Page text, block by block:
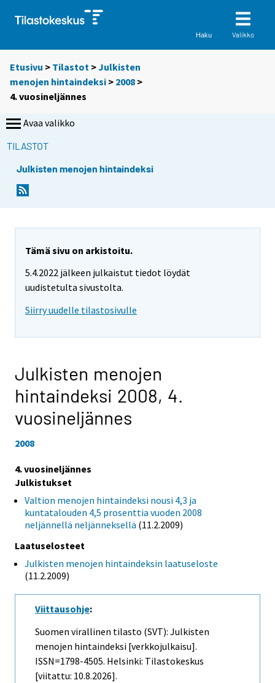
Haku Valikko
Etusivu > Tilastot >Julkisten
menojen hintaindeksi > 2008 >
4. vuosineljännes
Avaa valikko
TILASTOT
Julkisten menojen hintaindeksi
Tämä sivu on arkistoitu.
5.4.2022 jälkeen julkaistut tiedot löydät
uudistetulta sivustolta.
Siirry uudelle tilastosivulle
Julkisten menojen
hintaindeksi 2008, 4.
vuosineljännes
2008
4. vuosineljännes
Julkistukset
Valtion menojen hintaindeksi nousi 4,3 ja
kuntatalouden 4,5 prosenttia vuoden 2008
neljännellä neljänneksellä (11.2.2009)
Laatuselosteet
Julkisten menojen hintaindeksin laatuseloste
(11.2.2009)
Viittausohje:
Suomen virallinen tilasto (SVT): Julkisten
menojen hintaindeksi [verkkojulkaisu].
ISSN=1798-4505. Helsinki: Tilastokeskus
[viitattu: 10.8.2026].